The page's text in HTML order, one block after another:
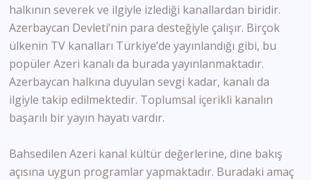
halkının severek ve ilgiyle izlediği kanallardan biridir.
Azerbaycan Devleti’nin para desteğiyle çalışır. Birçok
ülkenin TV kanalları Türkiye’de yayınlandığı gibi, bu
popüler Azeri kanalı da burada yayınlanmaktadır.
Azerbaycan halkına duyulan sevgi kadar, kanalı da
ilgiyle takip edilmektedir. Toplumsal içerikli kanalın
başarılı bir yayın hayatı vardır.
Bahsedilen Azeri kanal kültür değerlerine, dine bakış
açısına uygun programlar yapmaktadır. Buradaki amaç